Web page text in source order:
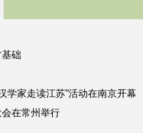
础
家走读江苏”活动在南京开幕
在常州举行